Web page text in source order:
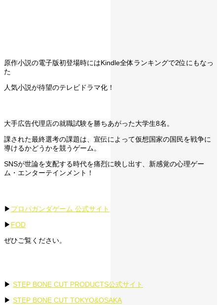
原作小説の電子版初登場時にはKindle全体ランキングで2位にもなっ
た
人気小説が待望のテレビドラマ化！
大手広告代理店の就職試験を勝ちあがった大学生8名。
課された最終選考の課題は、宣伝によって仮想国家の国民を戦争に
導けるかどうかを競うゲーム。
SNSが世論を支配する時代を痛烈に映し出す、新感覚の心理ゲー
ム・エンターテインメント！
▶︎ プロパガンダゲーム 公式サイト
▶︎ FOD
ぜひご覧ください。
▶︎ STEP BONE CUT PRODUCTS公式サイト
▶︎ STEP BONE CUT TOKYO&OSAKA